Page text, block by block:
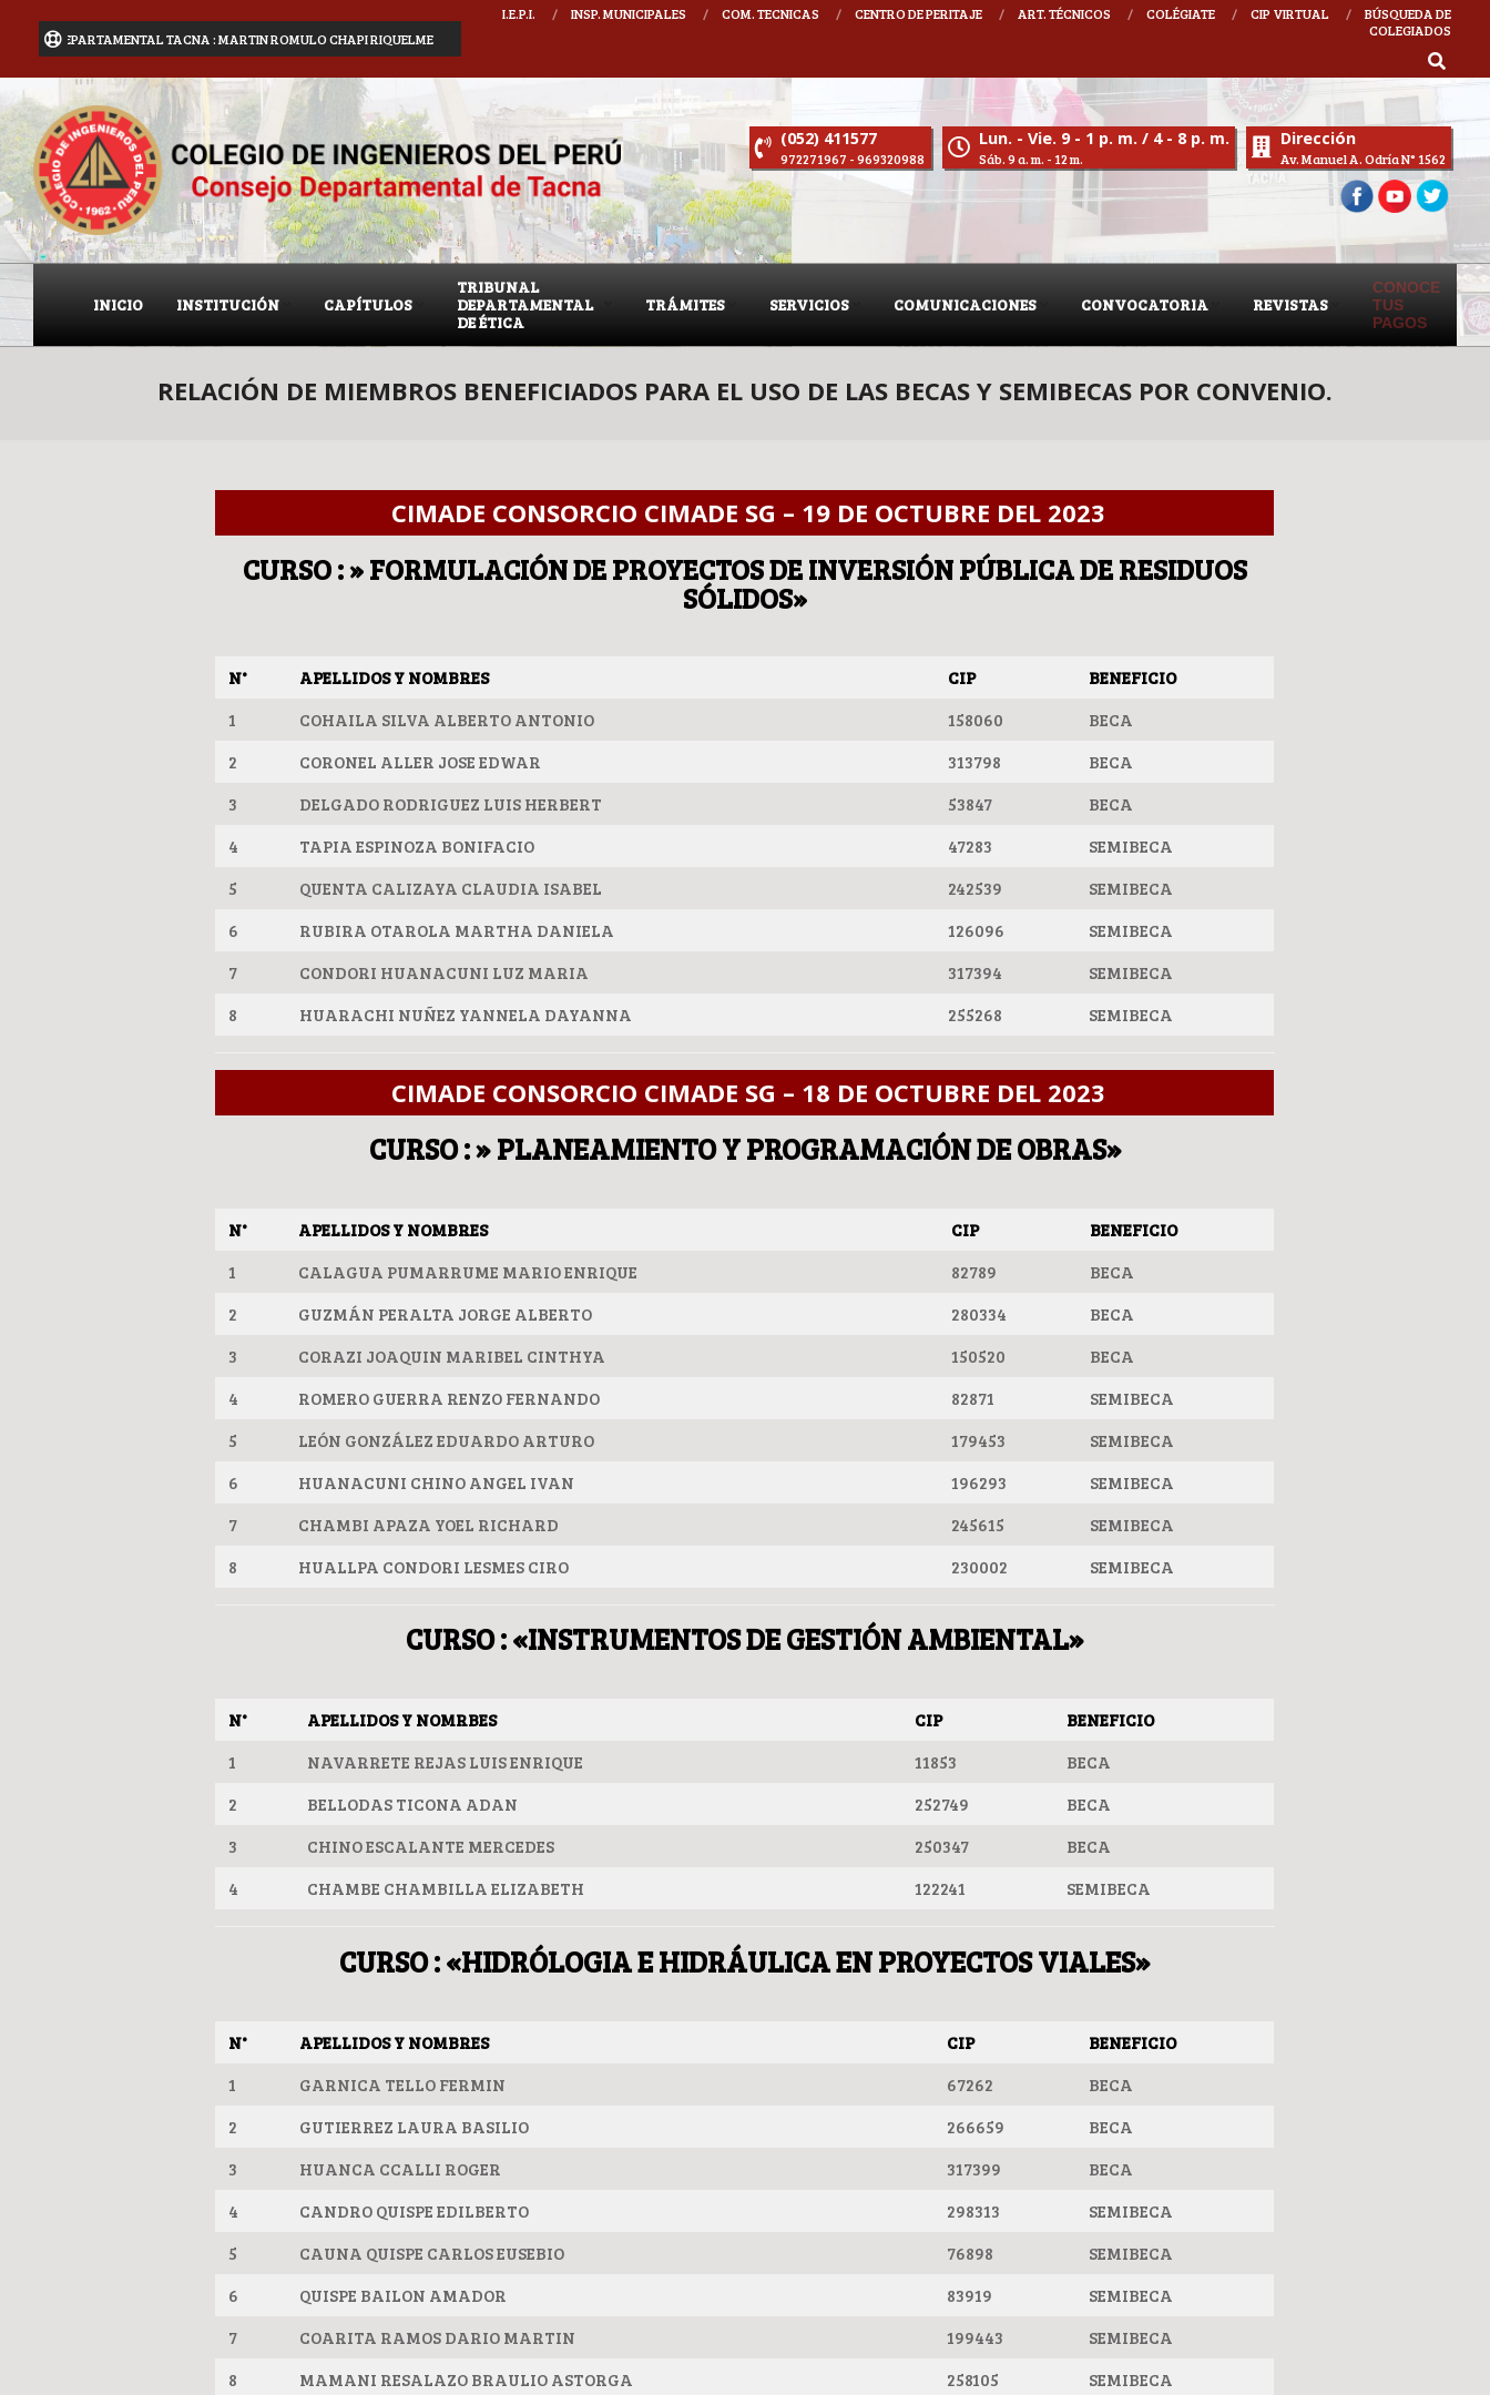
TACNA : MARTIN ROMULO CHAPI RIQUELME GESTIÓN 2025 - 2027 DECANO CIP CONSEJO DEPARTAMENTAL TACNA : MARTIN ROMULO CHAPI RIQUELME
I.E.P.I. INSP. MUNICIPALES COM. TECNICAS CENTRO DE PERITAJE ART. TÉCNICOS COLÉGIATE CIP VIRTUAL
BÚSQUEDA DE
COLEGIADOS
(052) 411577
972271967 - 969320988
Lun. - Vie. 9 - 1 p. m. / 4 - 8 p. m.
Sáb. 9 a. m. - 12 m.
Dirección
Av. Manuel A. Odría N° 1562
INICIO INSTITUCIÓN CAPÍTULOS
TRIBUNAL
DEPARTAMENTAL
DE ÉTICA
TRÁMITES SERVICIOS COMUNICACIONES CONVOCATORIA REVISTAS
CONOCE
TUS
PAGOS
RELACIÓN DE MIEMBROS BENEFICIADOS PARA EL USO DE LAS BECAS Y SEMIBECAS POR CONVENIO.
CIMADE CONSORCIO CIMADE SG – 19 DE OCTUBRE DEL 2023
CURSO : » FORMULACIÓN DE PROYECTOS DE INVERSIÓN PÚBLICA DE RESIDUOS
SÓLIDOS»
N° APELLIDOS Y NOMBRES CIP
BENEFICIO
1
COHAILA SILVA ALBERTO ANTONIO 158060
BECA
2
CORONEL ALLER JOSE EDWAR 313798
BECA
3
DELGADO RODRIGUEZ LUIS HERBERT 53847
BECA
4
TAPIA ESPINOZA BONIFACIO 47283
SEMIBECA
5
QUENTA CALIZAYA CLAUDIA ISABEL 242539
SEMIBECA
6
RUBIRA OTAROLA MARTHA DANIELA 126096
SEMIBECA
7
CONDORI HUANACUNI LUZ MARIA 317394
SEMIBECA
8
HUARACHI NUÑEZ YANNELA DAYANNA 255268 SEMIBECA
CIMADE CONSORCIO CIMADE SG – 18 DE OCTUBRE DEL 2023
CURSO : » PLANEAMIENTO Y PROGRAMACIÓN DE OBRAS»
N° APELLIDOS Y NOMBRES CIP
BENEFICIO
1
CALAGUA PUMARRUME MARIO ENRIQUE 82789
BECA
2
GUZMÁN PERALTA JORGE ALBERTO 280334
BECA
3
CORAZI JOAQUIN MARIBEL CINTHYA 150520
BECA
4
ROMERO GUERRA RENZO FERNANDO 82871
SEMIBECA
5
LEÓN GONZÁLEZ EDUARDO ARTURO 179453
SEMIBECA
6
HUANACUNI CHINO ANGEL IVAN 196293
SEMIBECA
7
CHAMBI APAZA YOEL RICHARD 245615
SEMIBECA
8
HUALLPA CONDORI LESMES CIRO 230002 SEMIBECA
CURSO : «INSTRUMENTOS DE GESTIÓN AMBIENTAL»
N° APELLIDOS Y NOMRBES CIP
BENEFICIO
1
NAVARRETE REJAS LUIS ENRIQUE 11853
BECA
2
BELLODAS TICONA ADAN 252749
BECA
3
CHINO ESCALANTE MERCEDES 250347
BECA
4
CHAMBE CHAMBILLA ELIZABETH 122241 SEMIBECA
CURSO : «HIDRÓLOGIA E HIDRÁULICA EN PROYECTOS VIALES»
N° APELLIDOS Y NOMBRES CIP
BENEFICIO
1
GARNICA TELLO FERMIN 67262
BECA
2
GUTIERREZ LAURA BASILIO 266659
BECA
3
HUANCA CCALLI ROGER 317399
BECA
4
CANDRO QUISPE EDILBERTO 298313
SEMIBECA
5
CAUNA QUISPE CARLOS EUSEBIO 76898
SEMIBECA
6
QUISPE BAILON AMADOR 83919
SEMIBECA
7
COARITA RAMOS DARIO MARTIN 199443
SEMIBECA
8
MAMANI RESALAZO BRAULIO ASTORGA 258105 SEMIBECA